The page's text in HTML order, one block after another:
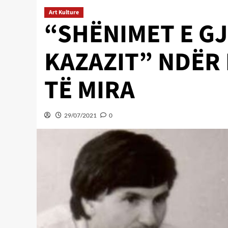
Art Kulture
“SHËNIMET E
KAZAZIT”
TË MIRA
29/07/2021 0